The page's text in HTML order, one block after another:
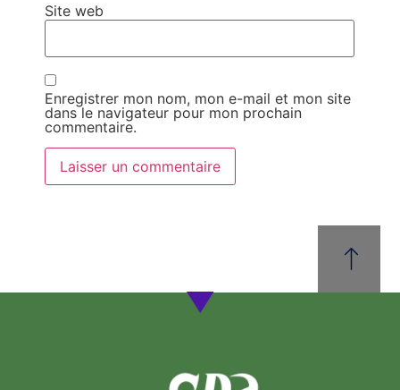
Site web
Enregistrer mon nom, mon e-mail et mon site
dans le navigateur pour mon prochain
commentaire.